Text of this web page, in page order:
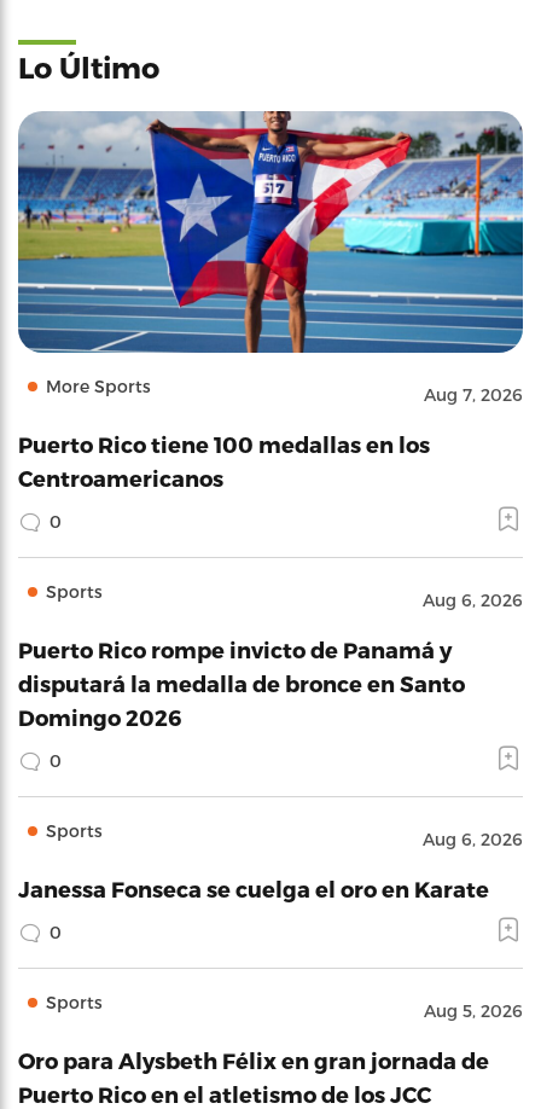
Lo Último
More Sports Aug 7, 2026
Puerto Rico tiene 100 medallas en los
Centroamericanos
0
Sports Aug 6, 2026
Puerto Rico rompe invicto de Panamá y
disputará la medalla de bronce en Santo
Domingo 2026
0
Sports Aug 6, 2026
Janessa Fonseca se cuelga el oro en Karate
0
Sports Aug 5, 2026
Oro para Alysbeth Félix en gran jornada de
Puerto Rico en el atletismo de los JCC